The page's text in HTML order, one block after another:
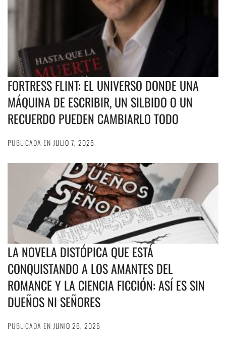
FORTRESS FLINT: EL UNIVERSO DONDE UNA
MÁQUINA DE ESCRIBIR, UN SILBIDO O UN
RECUERDO PUEDEN CAMBIARLO TODO
PUBLICADA EN JULIO 7, 2026
LA NOVELA DISTÓPICA QUE ESTÁ
CONQUISTANDO A LOS AMANTES DEL
ROMANCE Y LA CIENCIA FICCIÓN: ASÍ ES SIN
DUEÑOS NI SEÑORES
PUBLICADA EN JUNIO 26, 2026